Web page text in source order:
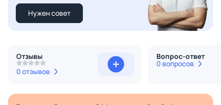
Нужен совет
Отзывы
0 отзывов
Вопрос-ответ
0 вопросов